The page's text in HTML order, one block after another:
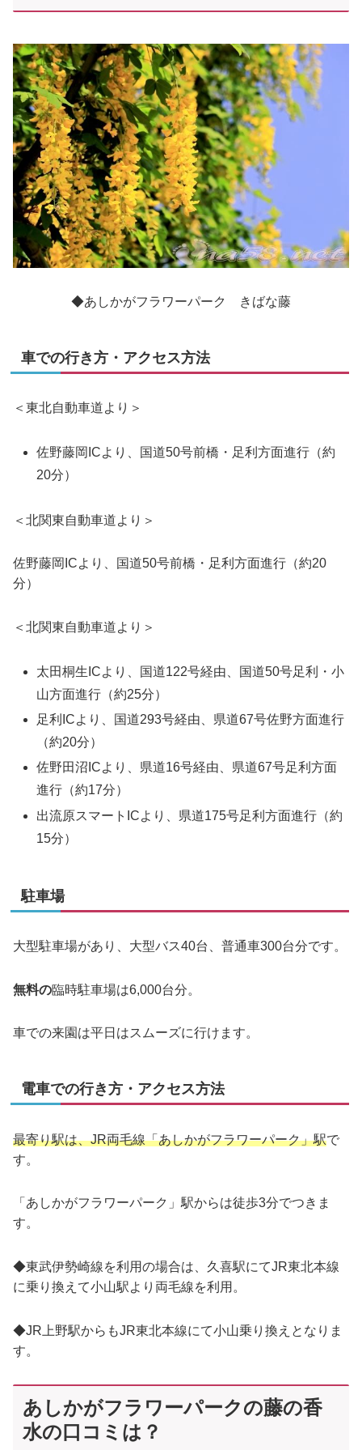
◆あしかがフラワーパーク きばな藤
車での行き方・アクセス方法
＜東北自動車道より＞
佐野藤岡ICより、国道50号前橋・足利方面進行（約
20分）
＜北関東自動車道より＞
佐野藤岡ICより、国道50号前橋・足利方面進行（約20
分）
＜北関東自動車道より＞
太田桐生ICより、国道122号経由、国道50号足利・小
山方面進行（約25分）
足利ICより、国道293号経由、県道67号佐野方面進行
（約20分）
佐野田沼ICより、県道16号経由、県道67号足利方面
進行（約17分）
出流原スマートICより、県道175号足利方面進行（約
15分）
駐車場
大型駐車場があり、大型バス40台、普通車300台分です。
無料の臨時駐車場は6,000台分。
車での来園は平日はスムーズに行けます。
電車での行き方・アクセス方法
最寄り駅は、JR両毛線「あしかがフラワーパーク」駅で
す。
「あしかがフラワーパーク」駅からは徒歩3分でつきま
す。
◆東武伊勢崎線を利用の場合は、久喜駅にてJR東北本線
に乗り換えて小山駅より両毛線を利用。
◆JR上野駅からもJR東北本線にて小山乗り換えとなりま
す。
あしかがフラワーパークの藤の香
水の口コミは？